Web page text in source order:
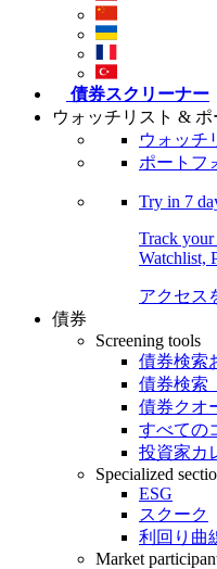
債券スクリーナー
ウォッチリスト &
ウォッチ
ポートフ
Try in 7
Track
Watchlist,
アクセス
債券
Screening tools
債券検索
債券検索
債券クオ
すべての
投資家カ
Specialized
ESG
スクーク
利回り曲
Market